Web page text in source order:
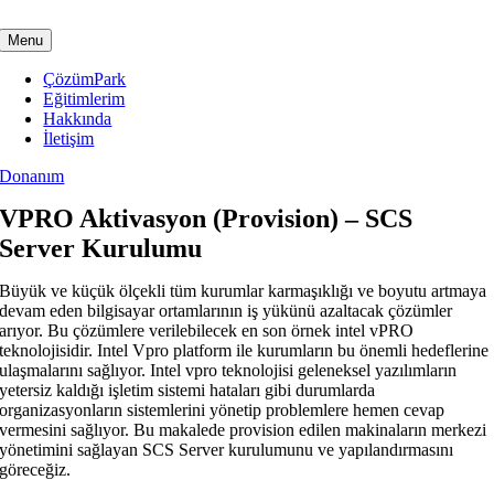
to
content
Menu
ÇözümPark
Eğitimlerim
Hakkında
İletişim
Donanım
VPRO Aktivasyon (Provision) – SCS
Server Kurulumu
Büyük ve küçük ölçekli tüm kurumlar karmaşıklığı ve boyutu artmaya
devam eden bilgisayar ortamlarının iş yükünü azaltacak çözümler
arıyor. Bu çözümlere verilebilecek en son örnek intel vPRO
teknolojisidir. Intel Vpro platform ile kurumların bu önemli hedeflerine
ulaşmalarını sağlıyor. Intel vpro teknolojisi geleneksel yazılımların
yetersiz kaldığı işletim sistemi hataları gibi durumlarda
organizasyonların sistemlerini yönetip problemlere hemen cevap
vermesini sağlıyor. Bu makalede provision edilen makinaların merkezi
yönetimini sağlayan SCS Server kurulumunu ve yapılandırmasını
göreceğiz.